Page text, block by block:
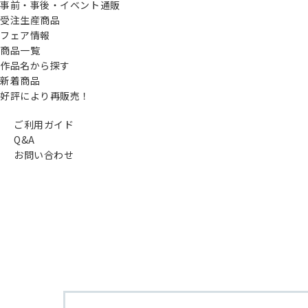
事前・事後・イベント通販
受注生産商品
フェア情報
商品一覧
作品名から探す
新着商品
好評により再販売！
ご利用ガイド
Q&A
お問い合わせ